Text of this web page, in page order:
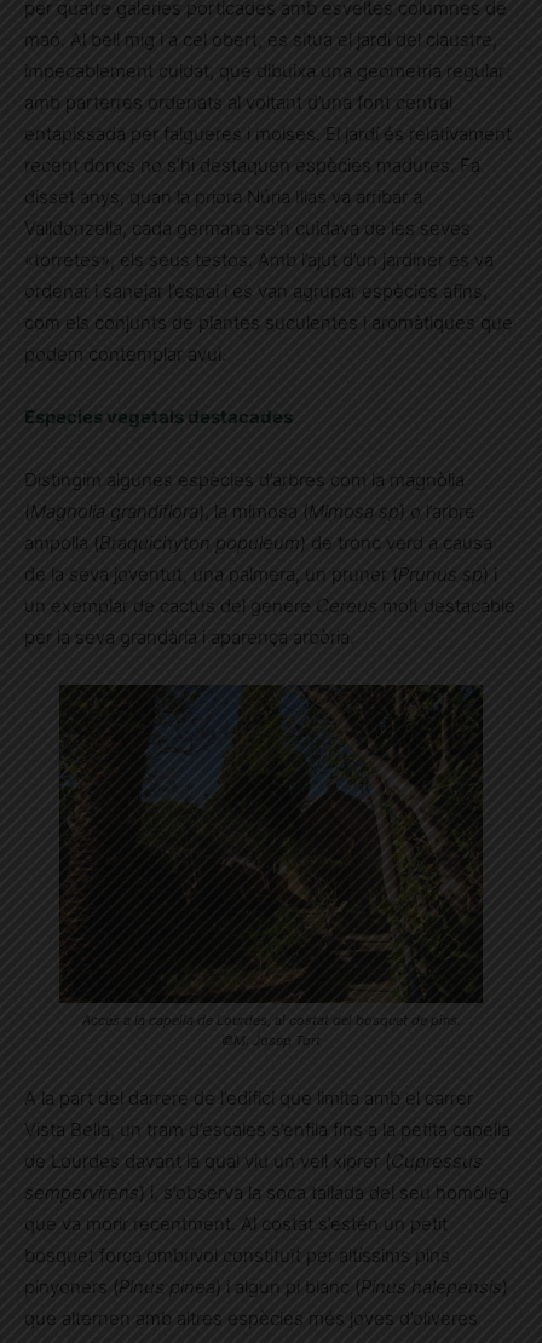
per quatre galeries porticades amb esveltes columnes de
maó. Al bell mig i a cel obert, es situa el jardí del claustre,
impecablement cuidat, que dibuixa una geometria regular
amb parterres ordenats al voltant d’una font central
entapissada per falgueres i molses. El jardí és relativament
recent doncs no s’hi destaquen espècies madures. Fa
disset anys, quan la priora Núria Illas va arribar a
Valldonzella, cada germana se’n cuidava de les seves
«torretes», els seus testos. Amb l’ajut d’un jardiner es va
ordenar i sanejar l’espai i es van agrupar espècies afins,
com els conjunts de plantes suculentes i aromàtiques que
podem contemplar avui.
Especies vegetals destacades
Distingim algunes espècies d’arbres com la magnòlia
(Magnolia grandiflora), la mimosa (Mimosa sp) o l’arbre
ampolla (Braquichyton populeum) de tronc verd a causa
de la seva joventut, una palmera, un pruner (Prunus sp) i
un exemplar de cactus del genere Cereus molt destacable
per la seva grandària i aparença arbòria.
Accés a la capella de Lourdes, al costat del bosquet de pins.
©M. Josep Tort
A la part del darrere de l’edifici que limita amb el carrer
Vista Bella, un tram d’escales s’enfila fins a la petita capella
de Lourdes davant la qual viu un vell xiprer (Cupressus
sempervirens) i, s’observa la soca tallada del seu homòleg
que va morir recentment. Al costat s’estén un petit
bosquet força ombrívol constituït per altíssims pins
pinyoners (Pinus pinea) i algun pi blanc (Pinus halepensis)
que alternen amb altres espècies més joves d’oliveres